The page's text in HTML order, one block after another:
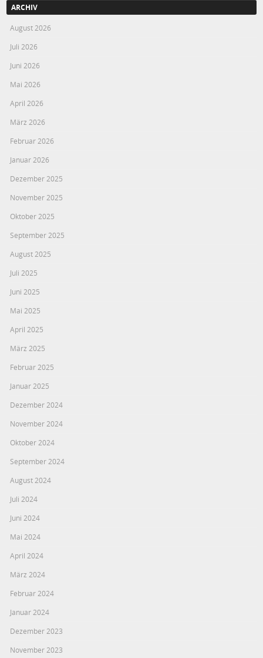
ARCHIV
August 2026
Juli 2026
Juni 2026
Mai 2026
April 2026
März 2026
Februar 2026
Januar 2026
Dezember 2025
November 2025
Oktober 2025
September 2025
August 2025
Juli 2025
Juni 2025
Mai 2025
April 2025
März 2025
Februar 2025
Januar 2025
Dezember 2024
November 2024
Oktober 2024
September 2024
August 2024
Juli 2024
Juni 2024
Mai 2024
April 2024
März 2024
Februar 2024
Januar 2024
Dezember 2023
November 2023